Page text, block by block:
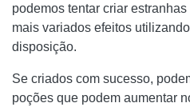
podemos tentar criar
mais variados efeitos
disposição.
Se criados com sucesso,
poções que podem aumentar